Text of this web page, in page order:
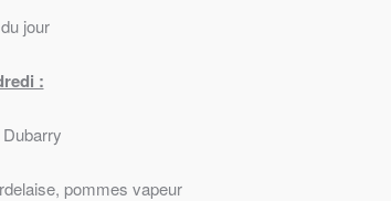
jour
:
pommes vapeur